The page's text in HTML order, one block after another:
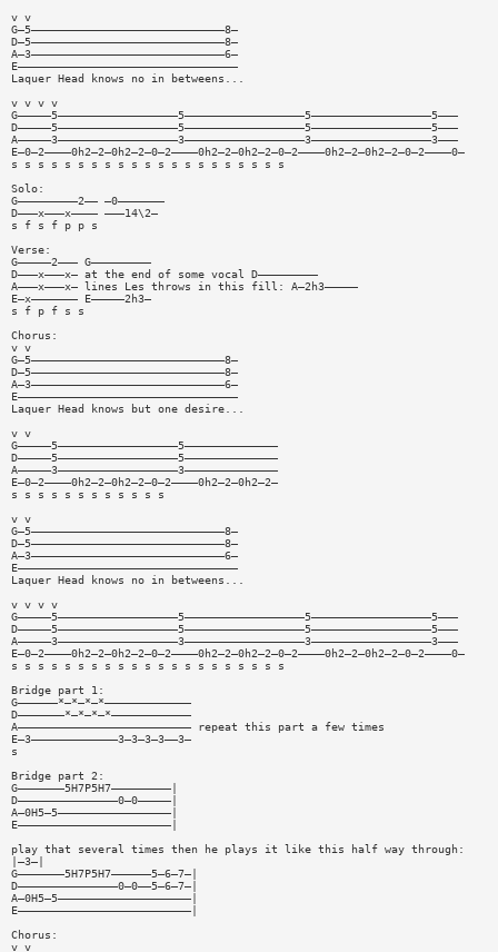
v v
G—5—————————————————————————————8—
D—5—————————————————————————————8—
A—3—————————————————————————————6—
E—————————————————————————————————
Laquer Head knows no in betweens...
v v v v
G—————5——————————————————5——————————————————5——————————————————5———
D—————5——————————————————5——————————————————5——————————————————5———
A—————3——————————————————3——————————————————3——————————————————3———
E—0—2————0h2—2—0h2—2—0—2————0h2—2—0h2—2—0—2————0h2—2—0h2—2—0—2————0—
s s s s s s s s s s s s s s s s s s s s s
Solo:
G—————————2—— —0———————
D———x———x———— ———14\2—
s f s f p p s
Verse:
G—————2——— G—————————
D———x———x— at the end of some vocal D—————————
A———x———x— lines Les throws in this fill: A—2h3—————
E—x——————— E—————2h3—
s f p f s s
Chorus:
v v
G—5—————————————————————————————8—
D—5—————————————————————————————8—
A—3—————————————————————————————6—
E—————————————————————————————————
Laquer Head knows but one desire...
v v
G—————5——————————————————5——————————————
D—————5——————————————————5——————————————
A—————3——————————————————3——————————————
E—0—2————0h2—2—0h2—2—0—2————0h2—2—0h2—2—
s s s s s s s s s s s s
v v
G—5—————————————————————————————8—
D—5—————————————————————————————8—
A—3—————————————————————————————6—
E—————————————————————————————————
Laquer Head knows no in betweens...
v v v v
G—————5——————————————————5——————————————————5——————————————————5———
D—————5——————————————————5——————————————————5——————————————————5———
A—————3——————————————————3——————————————————3——————————————————3———
E—0—2————0h2—2—0h2—2—0—2————0h2—2—0h2—2—0—2————0h2—2—0h2—2—0—2————0—
s s s s s s s s s s s s s s s s s s s s s
Bridge part 1:
G——————*—*—*—*—————————————
D———————*—*—*—*————————————
A—————————————————————————— repeat this part a few times
E—3—————————————3—3—3—3——3—
s
Bridge part 2:
G———————5H7P5H7—————————|
D———————————————0—0—————|
A—0H5—5—————————————————|
E———————————————————————|
play that several times then he plays it like this half way through:
|—3—|
G———————5H7P5H7——————5—6—7—|
D———————————————0—0——5—6—7—|
A—0H5—5————————————————————|
E——————————————————————————|
Chorus:
v v